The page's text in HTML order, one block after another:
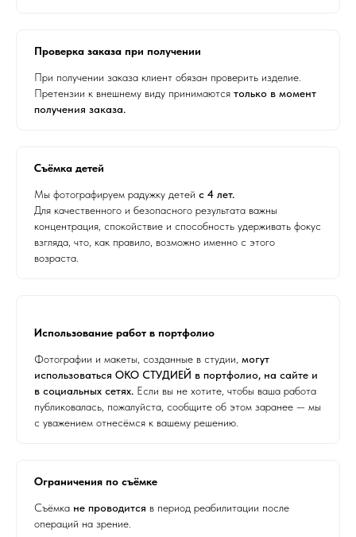
Проверка заказа при получении
При получении заказа клиент обязан проверить изделие.
Претензии к внешнему виду принимаются только в момент
получения заказа.
Съёмка детей
Мы фотографируем радужку детей с 4 лет.
Для качественного и безопасного результата важны
концентрация, спокойствие и способность удерживать фокус
взгляда, что, как правило, возможно именно с этого
возраста.
Использование работ в портфолио
Фотографии и макеты, созданные в студии, могут
использоваться ОКО СТУДИЕЙ в портфолио, на сайте и
в социальных сетях. Если вы не хотите, чтобы ваша работа
публиковалась, пожалуйста, сообщите об этом заранее — мы
с уважением отнесёмся к вашему решению.
Ограничения по съёмке
Съёмка не проводится в период реабилитации после
операций на зрение.